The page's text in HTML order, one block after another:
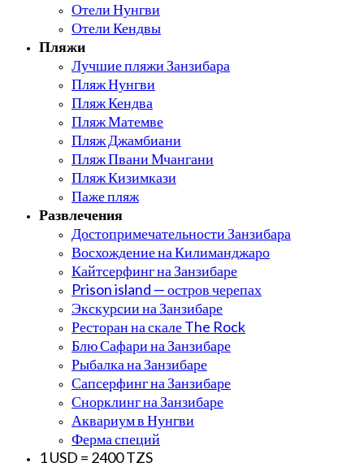
Отели Нунгви
Отели Кендвы
Пляжи
Лучшие пляжи Занзибара
Пляж Нунгви
Пляж Кендва
Пляж Матемве
Пляж Джамбиани
Пляж Пвани Мчангани
Пляж Кизимкази
Паже пляж
Развлечения
Достопримечательности Занзибара
Восхождение на Килиманджаро
Кайтсерфинг на Занзибаре
Prison island — остров черепах
Экскурсии на Занзибаре
Ресторан на скале The Rock
Блю Сафари на Занзибаре
Рыбалка на Занзибаре
Сапсерфинг на Занзибаре
Снорклинг на Занзибаре
Аквариум в Нунгви
Ферма специй
1 USD = 2400 TZS